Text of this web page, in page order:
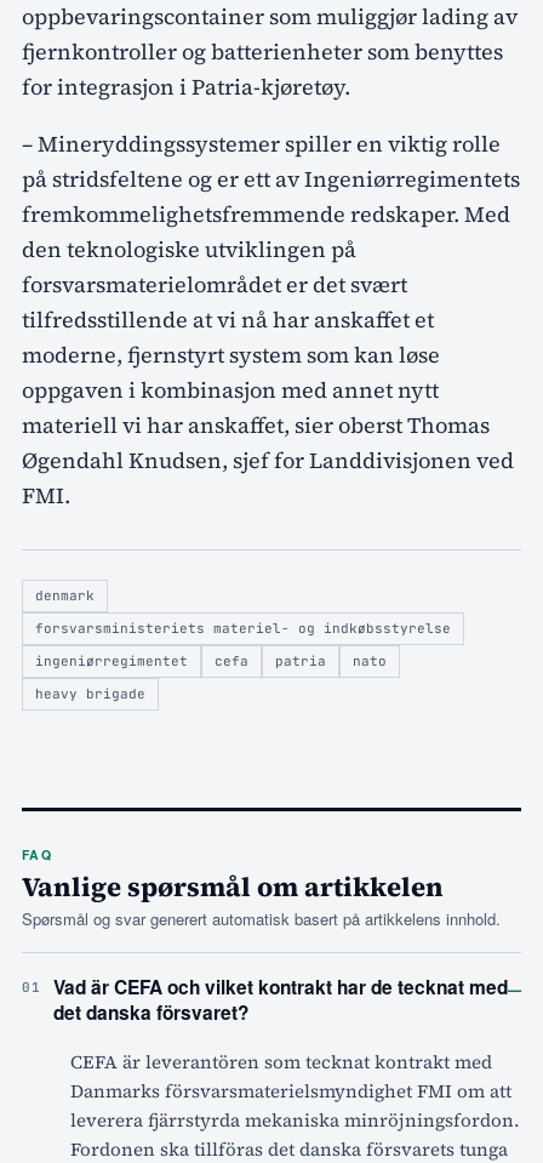
oppbevaringscontainer som muliggjør lading av
fjernkontroller og batterienheter som benyttes
for integrasjon i Patria-kjøretøy.
– Mineryddingssystemer spiller en viktig rolle
på stridsfeltene og er ett av Ingeniørregimentets
fremkommelighetsfremmende redskaper. Med
den teknologiske utviklingen på
forsvarsmaterielområdet er det svært
tilfredsstillende at vi nå har anskaffet et
moderne, fjernstyrt system som kan løse
oppgaven i kombinasjon med annet nytt
materiell vi har anskaffet, sier oberst Thomas
Øgendahl Knudsen, sjef for Landdivisjonen ved
FMI.
denmark
forsvarsministeriets materiel- og indkøbsstyrelse
ingeniørregimentet
cefa patria
nato
heavy brigade
FAQ
Vanlige spørsmål om artikkelen
Spørsmål og svar generert automatisk basert på artikkelens innhold.
01
Vad är CEFA och vilket kontrakt har de tecknat med
det danska försvaret?
–
CEFA är leverantören som tecknat kontrakt med
Danmarks försvarsmaterielsmyndighet FMI om att
leverera fjärrstyrda mekaniska minröjningsfordon.
Fordonen ska tillföras det danska försvarets tunga